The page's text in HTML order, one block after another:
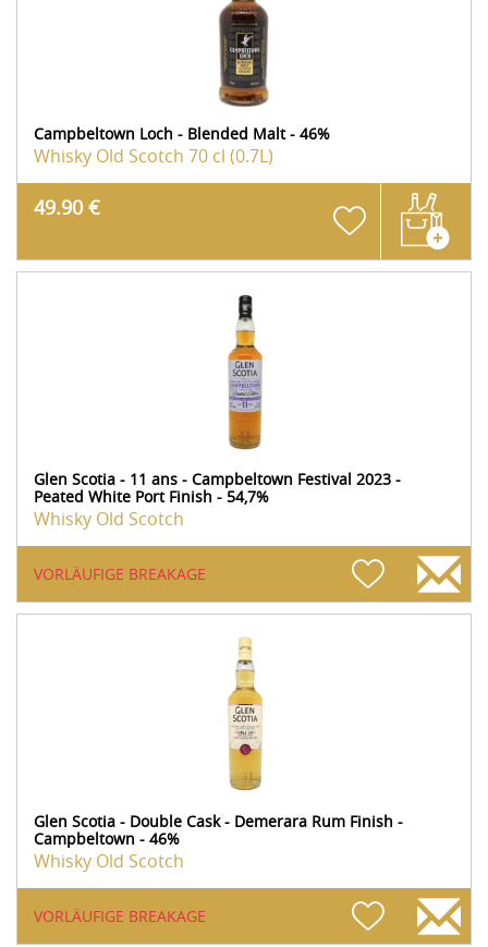
Campbeltown Loch - Blended Malt - 46%
Whisky Old Scotch 70 cl (0.7L)
49.90 €
Glen Scotia - 11 ans - Campbeltown Festival 2023 -
Peated White Port Finish - 54,7%
Whisky Old Scotch
VORLÄUFIGE BREAKAGE
Glen Scotia - Double Cask - Demerara Rum Finish -
Campbeltown - 46%
Whisky Old Scotch
VORLÄUFIGE BREAKAGE